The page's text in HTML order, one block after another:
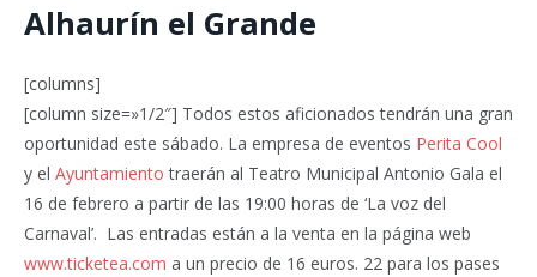
Alhaurín el Grande
[columns]
[column size=»1/2″] Todos estos aficionados tendrán una gran
oportunidad este sábado. La empresa de eventos Perita Cool
y el Ayuntamiento traerán al Teatro Municipal Antonio Gala el
16 de febrero a partir de las 19:00 horas de ‘La voz del
Carnaval’. Las entradas están a la venta en la página web
www.ticketea.com a un precio de 16 euros. 22 para los pases